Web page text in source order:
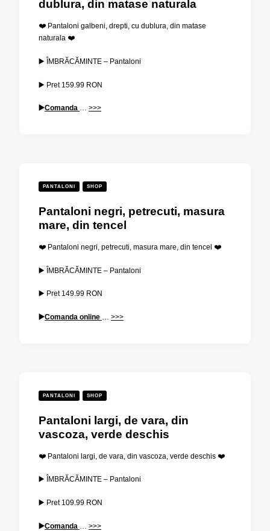
dublura, din matase naturala
❤️ Pantaloni galbeni, drepti, cu dublura, din matase
naturala ❤️
▶️ ÎMBRĂCĂMINTE – Pantaloni
▶️ Pret 159.99 RON
▶️Comanda … >>>
PANTALONI SHOP
Pantaloni negri, petrecuti, masura
mare, din tencel
❤️ Pantaloni negri, petrecuti, masura mare, din tencel ❤️
▶️ ÎMBRĂCĂMINTE – Pantaloni
▶️ Pret 149.99 RON
▶️Comanda online … >>>
PANTALONI SHOP
Pantaloni largi, de vara, din
vascoza, verde deschis
❤️ Pantaloni largi, de vara, din vascoza, verde deschis ❤️
▶️ ÎMBRĂCĂMINTE – Pantaloni
▶️ Pret 109.99 RON
▶️Comanda >>>